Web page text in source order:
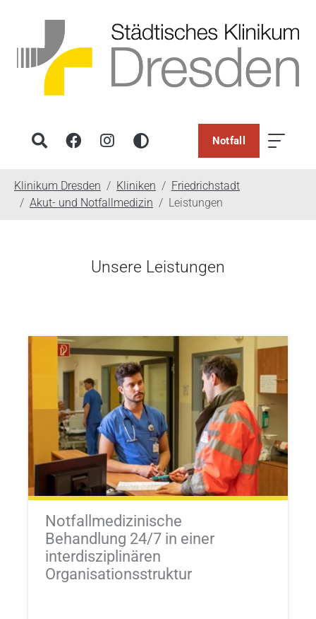
Notfall
Klinikum Dresden Kliniken
Friedrichstadt
Akut- und Notfallmedizin
Leistungen
Unsere Leistungen
Notfallmedizinische
Behandlung 24/7 in einer
interdisziplinären
Organisationsstruktur